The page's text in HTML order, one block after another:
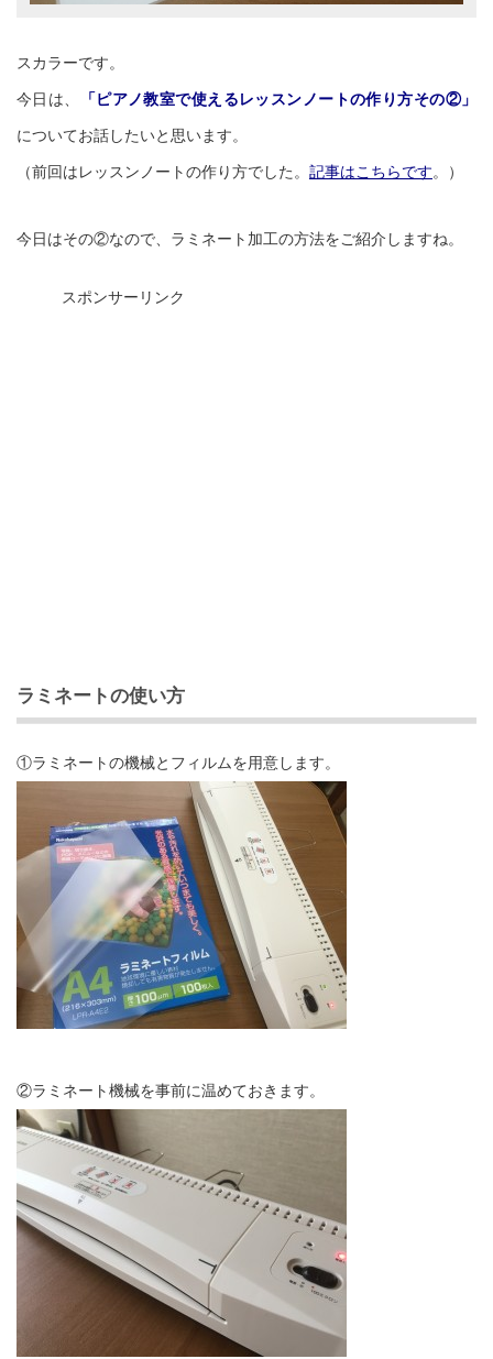
スカラーです。
今日は、 「ピアノ教室で使えるレッスンノートの作り方その②」
についてお話したいと思います。
（前回はレッスンノートの作り方でした。 記事はこちらです。）
今日はその②なので、ラミネート加工の方法をご紹介しますね。
スポンサーリンク
ラミネートの使い方
①ラミネートの機械とフィルムを用意します。
②ラミネート機械を事前に温めておきます。